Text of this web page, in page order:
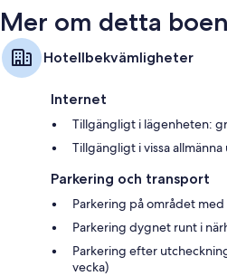
Mer om detta
Hotellbekvämligheter
Internet
Tillgängligt i lägenheten:
Tillgängligt i vissa
Parkering och transport
Parkering på området
Parkering dygnet runt i
Parkering efter
vecka)